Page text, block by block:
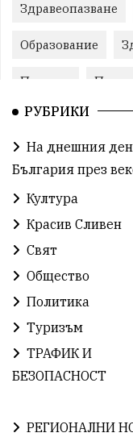
Здравеопазване
Образование
Пеевски
Свобода
Празник
РадостинВасилев
ХристоИлиев
ОбщественИнтерес
БългарскаГордост
РУБРИКИ
На днешния
България през
Култура
Красив Сливен
Свят
Общество
Политика
Туризъм
ТРАФИК И
БЕЗОПАСНОСТ
РЕГИОНАЛНИ